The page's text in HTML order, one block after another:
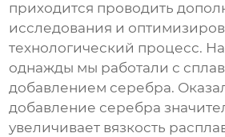
приходится проводить
исследования и
технологический процесс.
однажды мы работали с
добавлением серебра.
добавление серебра
увеличивает вязкость